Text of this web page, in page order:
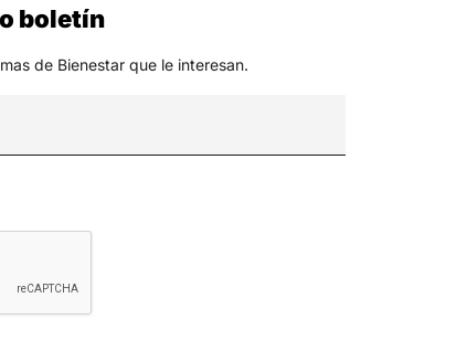
boletín
de Bienestar que le interesan.